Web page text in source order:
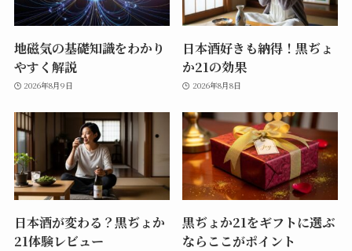
地磁気の基礎知識をわかり
やすく解説
2026年8月9日
日本酒好きも納得！黒ぢょ
か21の効果
2026年8月8日
日本酒が変わる？黒ぢょか
21体験レビュー
黒ぢょか21をギフトに選ぶ
ならここがポイント